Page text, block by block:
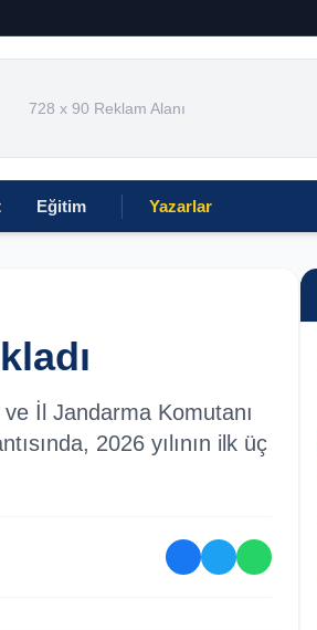
728 x 90 Reklam Alanı
Eğitim Yazarlar
İl Jandarma Komutanı
2026 yılının ilk üç